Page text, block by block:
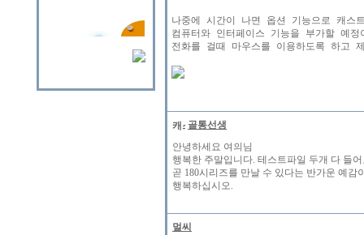
나중에 시간이 나면 옵션 기능으로 캐스
컴퓨터와 인터페이스 기능을 부가할 예
전화를 걸때 마우스를 이용하도록 하고
골통선생
안녕하세요 여의님
행복한 주말입니다. 테스트파일 두개 다 들
곧 180시리즈를 만날 수 있다는 반가운 예감
행복하십시오.
멀씨